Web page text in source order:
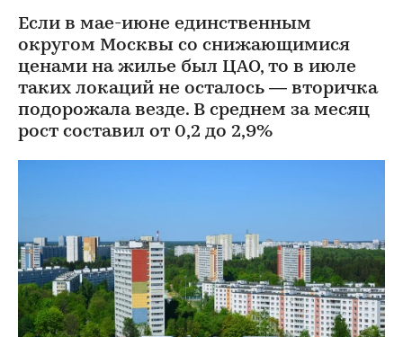
Если в мае-июне единственным
округом Москвы со снижающимися
ценами на жилье был ЦАО, то в июле
таких локаций не осталось — вторичка
подорожала везде. В среднем за месяц
рост составил от 0,2 до 2,9%